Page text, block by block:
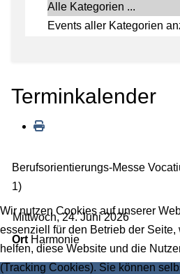
Alle Kategorien ...
Events aller Kategorien
Terminkalender
Berufsorientierungs-Messe
1)
Mittwoch, 24. Juni 2026
Ort Harmonie
Wir nutzen Cookies auf unserer
essenziell für den Betrieb der
helfen, diese Website und die
(Tracking Cookies). Sie können